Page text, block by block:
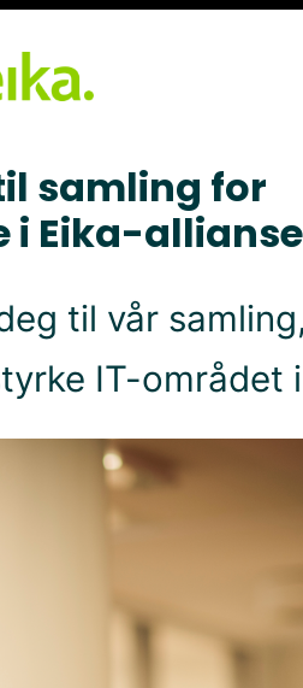
samling for
i Eika-
til vår
IT-området